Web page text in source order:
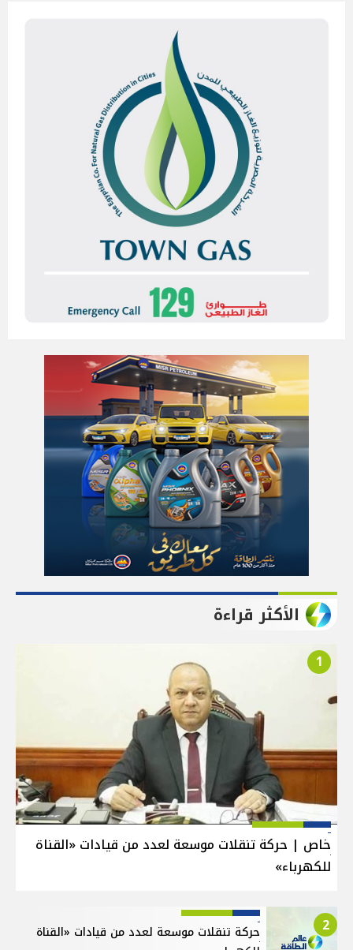
الأكثر قراءة
1
خاص | حركة تنقلات موسعة لعدد من قيادات «القناة
للكهرباء»
2
حركة تنقلات موسعة لعدد من قيادات «القناة